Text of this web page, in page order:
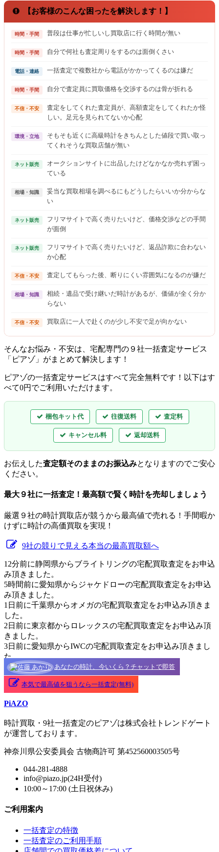
【お客様のこんな困ったを解決します！】
時間・手間 普段は仕事が忙しいし買取店に行く時間が無い
時間・手間 自分で何社も査定周りをするのは面倒くさい
電話・連絡 一括査定で複数社から電話がかかってくるのは嫌だ
時間・手間 自分で査定員に買取価格を交渉するのは骨が折れる
不信・不安
査定をしてくれた査定員が、高額査定をしてくれたか怪
しい。足元を見られてないか心配
環境・立地
そもそも近くに高級時計をきちんとした値段で買い取っ
てくれそうな買取店舗が無い
ネット販売
オークションサイトに出品したけどなかなか売れず困っ
ている
相場・知識
妥当な買取相場を調べるにもどうしたらいいか分からな
い
ネット販売
フリマサイトで高く売りたいけど、価格交渉などの手間
が面倒
ネット販売
フリマサイトで高く売りたいけど、返品詐欺に合わない
か心配
不信・不安 査定してもらった後、断りにくい雰囲気になるのが嫌だ
相場・知識
相続・遺品で受け継いだ時計があるが、価値が全く分か
らない
不信・不安 買取店に一人で赴くのが少し不安で足が向かない
そんなお悩み・不安は、宅配専門の９社一括査定サービス
「ピアゾ」がまとめて解決します！
ピアゾの一括査定サービスはすべて完全無料です！以下はす
べて0円でご利用いただけます。
梱包キット代 往復送料 査定料
キャンセル料 返却送料
お伝えした査定額そのままのお振込みとなりますのでご安心
ください。
最大９社に一括査定！ 最高額で賢く時計を売却しましょう
厳選９社の時計買取店が競うから最高値で売れる！手間暇か
けずに時計の高価買取を実現！
9社の競りで見える本当の最高買取額へ
12分前に静岡県からブライトリングの宅配買取査定をお申込
み頂きました。
5時間前に愛知県からジャケドローの宅配買取査定をお申込
み頂きました。
1日前に千葉県からオメガの宅配買取査定をお申込み頂きま
した。
2日前に東京都からロレックスの宅配買取査定をお申込み頂
きました。
3日前に愛知県からIWCの宅配買取査定をお申込み頂きまし
た。
あなたの時計、今いくら？チャットで即答
本気で最高値を狙うなら一括査定(無料)
PiAZO
時計買取・9社一括査定のピアゾは株式会社トレンドゲート
が運営しております。
神奈川県公安委員会 古物商許可 第452560003505号
044-281-4888
info@piazo.jp(24H受付)
10:00～17:00 (土日祝休み)
ご利用案内
一括査定の特徴
一括査定のご利用手順